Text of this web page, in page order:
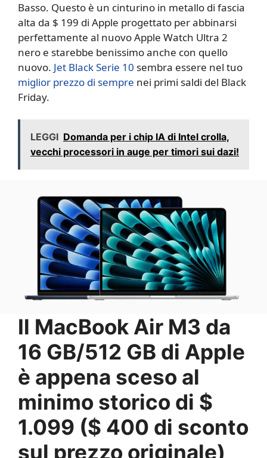
Basso. Questo è un cinturino in metallo di fascia
alta da $ 199 di Apple progettato per abbinarsi
perfettamente al nuovo Apple Watch Ultra 2
nero e starebbe benissimo anche con quello
nuovo. Jet Black Serie 10 sembra essere nel tuo
miglior prezzo di sempre nei primi saldi del Black
Friday.
LEGGI Domanda per i chip IA di Intel crolla,
vecchi processori in auge per timori sui dazi!
Il MacBook Air M3 da
16 GB/512 GB di Apple
è appena sceso al
minimo storico di $
1.099 ($ ​​400 di sconto
sul prezzo originale)